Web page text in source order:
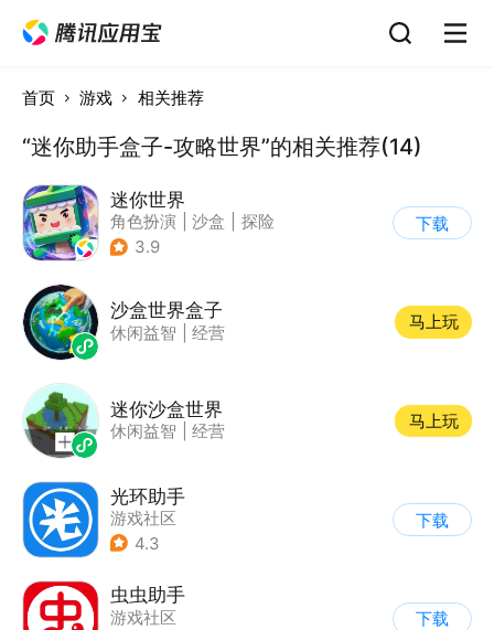
首页 游戏 相关推荐
“迷你助手盒子-攻略世界”的相关推荐(14)
迷你世界
角色扮演 沙盒
探险
| 我的世界
3.9
下载
沙盒世界盒子
休闲益智 经营
马上玩
迷你沙盒世界
休闲益智 经营
马上玩
光环助手
游戏社区
4.3
下载
虫虫助手
游戏社区
下载